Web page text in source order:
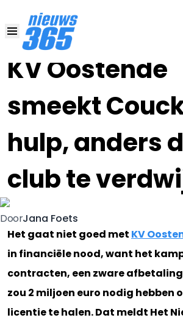
KV Oostende
smeekt
hulp, anders
club te
22 OKT 2019, 8:30
DoorJana Foets
Het gaat niet goed met KV
in financiële nood, want het
contracten, een zware
zou 2 miljoen euro nodig hebben
licentie te halen. Dat meldt Het